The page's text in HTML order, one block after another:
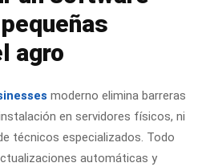
agro
moderno elimina barreras
en servidores físicos, ni
técnicos especializados. Todo
automáticas y